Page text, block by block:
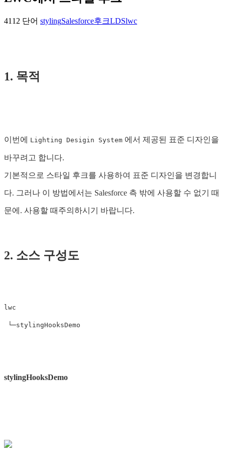
4112 단어 stylingSalesforce후크LDSlwc
1. 목적
이번에 Lighting Desigin System 에서 제공된 표준 디자인을
바꾸려고 합니다.
기본적으로 스타일 후크를 사용하여 표준 디자인을 변경합니
다. 그러나 이 방법에서는 Salesforce 측 밖에 사용할 수 없기 때
문에. 사용할 때주의하시기 바랍니다.
2. 소스 구성도
lwc
stylingHooksDemo